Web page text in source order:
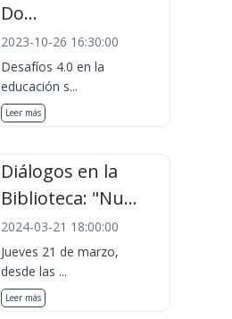
Do...
2023-10-26 16:30:00
Desafíos 4.0 en la
educación s...
Leer más
Diálogos en la
Biblioteca: "Nu...
2024-03-21 18:00:00
Jueves 21 de marzo,
desde las ...
Leer más